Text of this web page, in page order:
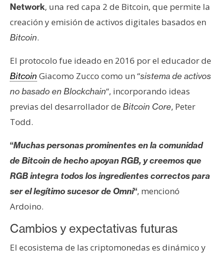
u
r
s
s
C
o
a
c
t
o
y
P
b
l
Network, una red capa 2 de Bitcoin, que permite la
creación y emisión de activos digitales basados en
Bitcoin.
El protocolo fue ideado en 2016 por el educador de
Bitcoin Giacomo Zucco como un “sistema de activos
no basado en Blockchain“, incorporando ideas
previas del desarrollador de Bitcoin Core, Peter
Todd.
“Muchas personas prominentes en la comunidad
de Bitcoin de hecho apoyan RGB, y creemos que
RGB integra todos los ingredientes correctos para
ser el legítimo sucesor de Omni“, mencionó
Ardoino.
Cambios y expectativas futuras
El ecosistema de las criptomonedas es dinámico y